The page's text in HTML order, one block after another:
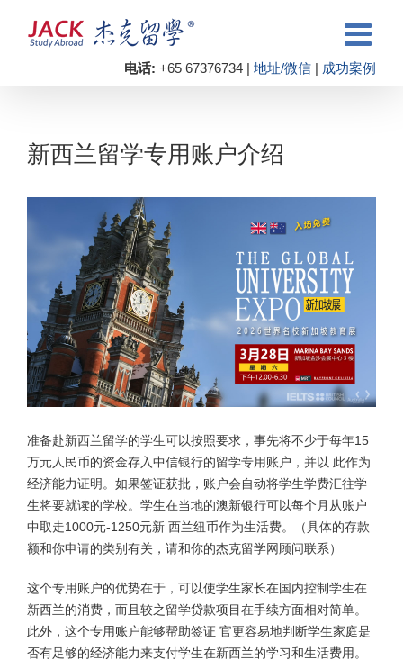
电话: +65 67376734 | 地址/微信 | 成功案例
新西兰留学专用账户介绍
准备赴新西兰留学的学生可以按照要求，事先将不少于每年15
万元人民币的资金存入中信银行的留学专用账户，并以 此作为
经济能力证明。如果签证获批，账户会自动将学生学费汇往学
生将要就读的学校。学生在当地的澳新银行可以每个月从账户
中取走1000元-1250元新 西兰纽币作为生活费。（具体的存款
额和你申请的类别有关，请和你的杰克留学网顾问联系）
这个专用账户的优势在于，可以使学生家长在国内控制学生在
新西兰的消费，而且较之留学贷款项目在手续方面相对简单。
此外，这个专用账户能够帮助签证 官更容易地判断学生家庭是
否有足够的经济能力来支付学生在新西兰的学习和生活费用。